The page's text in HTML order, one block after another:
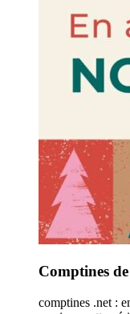
Comptines
comptines .net :